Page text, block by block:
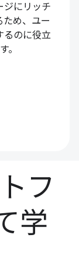
ジにリッチ
ため、ユー
るのに役立
。
フ
学